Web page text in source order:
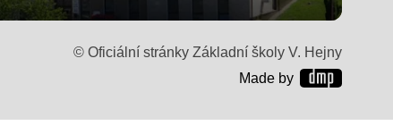
© Oficiální stránky Základní školy V. Hejny
Made by